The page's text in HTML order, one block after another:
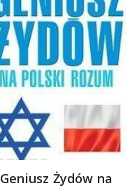
Geniusz Żydów na